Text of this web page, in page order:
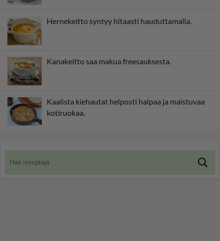
Hernekeitto syntyy hitaasti hauduttamalla.
Kanakeitto saa makua freesauksesta.
Kaalista kiehautat helposti halpaa ja maistuvaa
kotiruokaa.